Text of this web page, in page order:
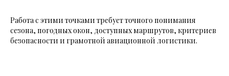
Работа с этими точками требует точного понимания
сезона, погодных окон, доступных маршрутов, критериев
безопасности и грамотной авиационной логистики.